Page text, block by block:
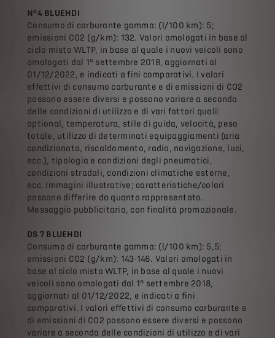
N°4 BLUEHDI
Consumo di carburante gamma: (l/100 km): 5;
emissioni CO2 (g/km): 132. Valori omologati in base al
ciclo misto WLTP, in base al quale i nuovi veicoli sono
omologati dal 1° settembre 2018, aggiornati al
01/12/2022, e indicati a fini comparativi. I valori
effettivi di consumo carburante e di emissioni di CO2
possono essere diversi e possono variare a seconda
delle condizioni di utilizzo e di vari fattori quali:
optional, temperatura, stile di guida, velocità, peso
totale, utilizzo di determinati equipaggiamenti (aria
condizionata, riscaldamento, radio, navigazione, luci,
ecc.), tipologia e condizioni degli pneumatici,
condizioni stradali, condizioni climatiche esterne,
ecc. Immagini illustrative; caratteristiche/colori
possono differire da quanto rappresentato.
Messaggio pubblicitario, con finalità promozionale.
DS 7 BLUEHDI
Consumo di carburante gamma: (l/100 km): 5,5;
emissioni CO2 (g/km): 143-146. Valori omologati in
base al ciclo misto WLTP, in base al quale i nuovi
veicoli sono omologati dal 1° settembre 2018,
aggiornati al 01/12/2022, e indicati a fini
comparativi. I valori effettivi di consumo carburante e
di emissioni di CO2 possono essere diversi e possono
variare a seconda delle condizioni di utilizzo e di vari